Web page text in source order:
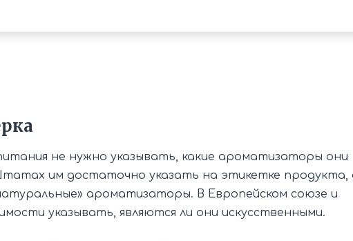
не нужно указывать, какие ароматизаторы они
им достаточно указать на этикетке продукта,
ароматизаторы. В Европейском союзе и
указывать, являются ли они искусственными.